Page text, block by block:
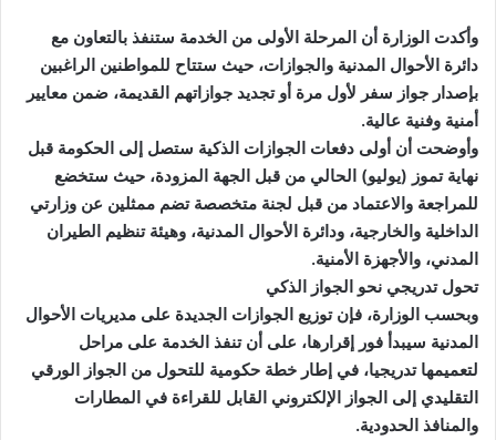
وأكدت الوزارة أن المرحلة الأولى من الخدمة ستنفذ بالتعاون مع
دائرة الأحوال المدنية والجوازات، حيث ستتاح للمواطنين الراغبين
بإصدار جواز سفر لأول مرة أو تجديد جوازاتهم القديمة، ضمن معايير
أمنية وفنية عالية.
وأوضحت أن أولى دفعات الجوازات الذكية ستصل إلى الحكومة قبل
نهاية تموز (يوليو) الحالي من قبل الجهة المزودة، حيث ستخضع
للمراجعة والاعتماد من قبل لجنة متخصصة تضم ممثلين عن وزارتي
الداخلية والخارجية، ودائرة الأحوال المدنية، وهيئة تنظيم الطيران
المدني، والأجهزة الأمنية.
تحول تدريجي نحو الجواز الذكي
وبحسب الوزارة، فإن توزيع الجوازات الجديدة على مديريات الأحوال
المدنية سيبدأ فور إقرارها، على أن تنفذ الخدمة على مراحل
لتعميمها تدريجيا، في إطار خطة حكومية للتحول من الجواز الورقي
التقليدي إلى الجواز الإلكتروني القابل للقراءة في المطارات
والمنافذ الحدودية.